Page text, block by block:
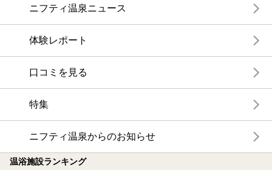
ニフティ温泉ニュース
体験レポート
口コミを見る
特集
ニフティ温泉からのお知らせ
温浴施設ランキング